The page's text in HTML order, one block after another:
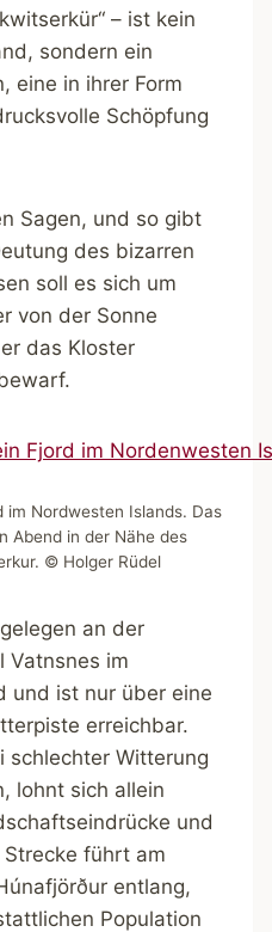
– ist kein
sondern ein
eine in ihrer Form
Schöpfung
Sagen, und so gibt
des bizarren
soll es sich um
von der Sonne
das Kloster
im Nordwesten Islands. Das
Abend in der Nähe des
© Holger Rüdel
an der
Vatnsnes im
und ist nur über eine
erreichbar.
schlechter Witterung
lohnt sich allein
und
führt am
entlang,
Population